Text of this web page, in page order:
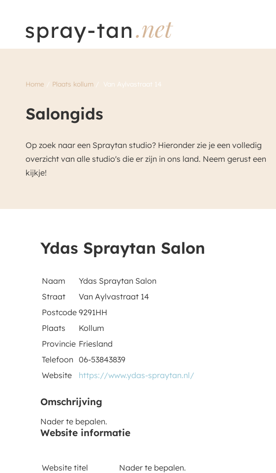
Home / Plaats kollum / Van Aylvastraat 14
Salongids
Op zoek naar een Spraytan studio? Hieronder zie je een volledig
overzicht van alle studio's die er zijn in ons land. Neem gerust een
kijkje!
Ydas Spraytan Salon
Naam
Ydas Spraytan Salon
Straat
Van Aylvastraat 14
Postcode 9291HH
Plaats
Kollum
Provincie Friesland
Telefoon 06-53843839
Website
https://www.ydas-spraytan.nl/
Omschrijving
Nader te bepalen.
Website informatie
Website titel
Nader te bepalen.